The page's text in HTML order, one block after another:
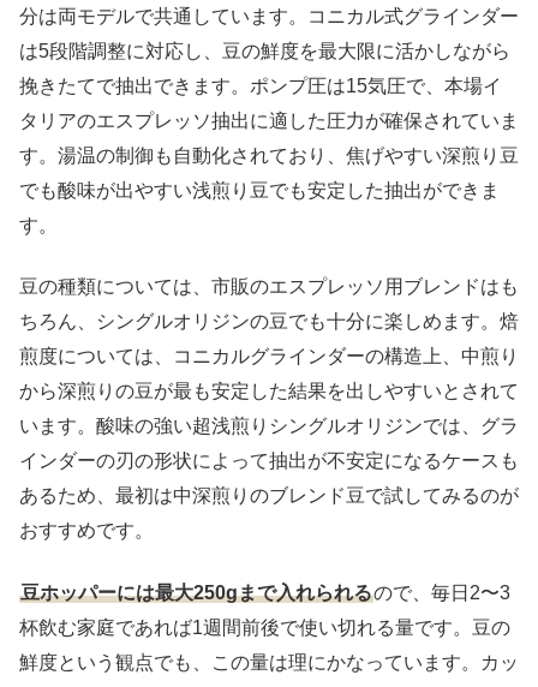
分は両モデルで共通しています。コニカル式グラインダー
は5段階調整に対応し、豆の鮮度を最大限に活かしながら
挽きたてで抽出できます。ポンプ圧は15気圧で、本場イ
タリアのエスプレッソ抽出に適した圧力が確保されていま
す。湯温の制御も自動化されており、焦げやすい深煎り豆
でも酸味が出やすい浅煎り豆でも安定した抽出ができま
す。
豆の種類については、市販のエスプレッソ用ブレンドはも
ちろん、シングルオリジンの豆でも十分に楽しめます。焙
煎度については、コニカルグラインダーの構造上、中煎り
から深煎りの豆が最も安定した結果を出しやすいとされて
います。酸味の強い超浅煎りシングルオリジンでは、グラ
インダーの刃の形状によって抽出が不安定になるケースも
あるため、最初は中深煎りのブレンド豆で試してみるのが
おすすめです。
豆ホッパーには最大250gまで入れられるので、毎日2〜3
杯飲む家庭であれば1週間前後で使い切れる量です。豆の
鮮度という観点でも、この量は理にかなっています。カッ